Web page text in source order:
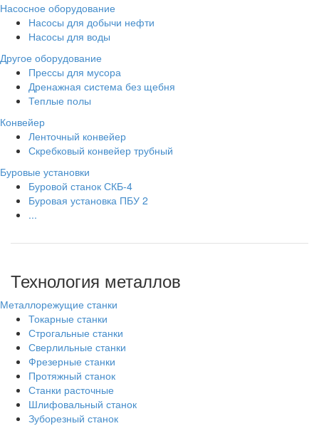
Насосное оборудование
Насосы для добычи нефти
Насосы для воды
Другое оборудование
Прессы для мусора
Дренажная система без щебня
Теплые полы
Конвейер
Ленточный конвейер
Скребковый конвейер трубный
Буровые установки
Буровой станок СКБ-4
Буровая установка ПБУ 2
...
Технология металлов
Металлорежущие станки
Токарные станки
Строгальные станки
Сверлильные станки
Фрезерные станки
Протяжный станок
Станки расточные
Шлифовальный станок
Зуборезный станок